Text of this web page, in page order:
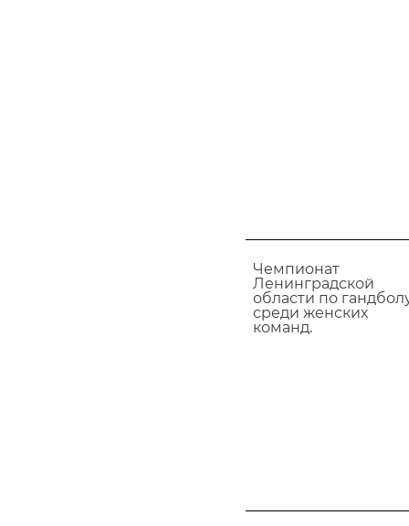
Чемпионат
Ленинградской
области по
среди женских
команд.